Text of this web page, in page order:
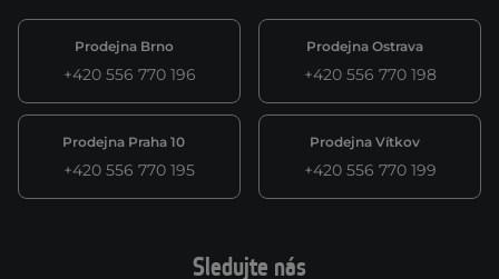
Prodejna Brno
+420 556 770 196
Prodejna Ostrava
+420 556 770 198
Prodejna Praha 10
+420 556 770 195
Prodejna Vítkov
+420 556 770 199
Sledujte nás